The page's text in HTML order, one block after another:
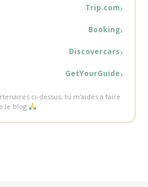
Trip.com›
Booking›
Discovercars›
GetYourGuide›
ci-dessus, tu m'aides à faire
le blog